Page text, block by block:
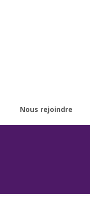
Nous rejoindre